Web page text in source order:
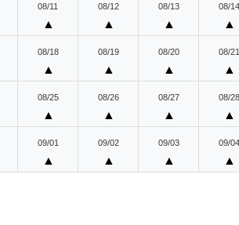
08/11
▲
08/12
▲
08/13
▲
08/14
▲
08/18
▲
08/19
▲
08/20
▲
08/21
▲
08/25
▲
08/26
▲
08/27
▲
08/28
▲
09/01
▲
09/02
▲
09/03
▲
09/04
▲